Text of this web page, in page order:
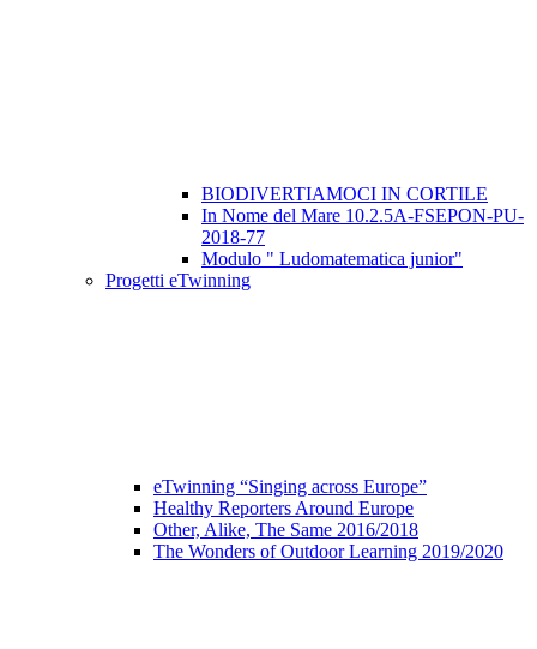
BIODIVERTIAMOCI IN CORTILE
In Nome del Mare 10.2.5A-FSEPON-PU-
2018-77
Modulo " Ludomatematica junior"
Progetti eTwinning
eTwinning “Singing across Europe”
Healthy Reporters Around Europe
Other, Alike, The Same 2016/2018
The Wonders of Outdoor Learning 2019/2020